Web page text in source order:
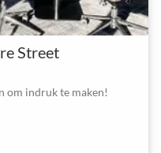
Street
om indruk te maken!